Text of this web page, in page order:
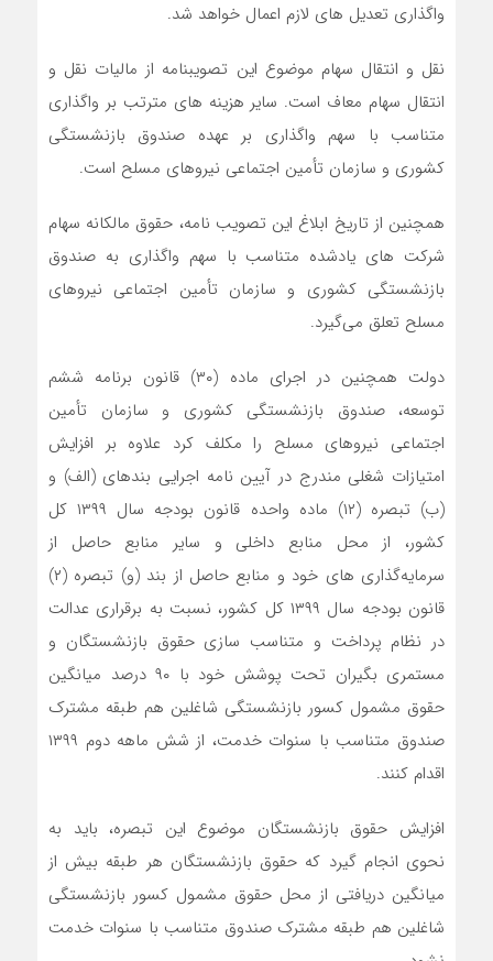
واگذاری تعدیل های لازم اعمال خواهد شد.
نقل و انتقال سهام موضوع این تصویبنامه از مالیات نقل و
انتقال سهام معاف است. سایر هزینه های مترتب بر واگذاری
متناسب با سهم واگذاری بر عهده صندوق بازنشستگی
کشوری و سازمان تأمین اجتماعی نیروهای مسلح است.
همچنین از تاریخ ابلاغ این تصویب نامه، حقوق مالکانه سهام
شرکت های یادشده متناسب با سهم واگذاری به صندوق
بازنشستگی کشوری و سازمان تأمین اجتماعی نیروهای
مسلح تعلق می‌گیرد.
دولت همچنین در اجرای ماده (۳۰) قانون برنامه ششم
توسعه، صندوق بازنشستگی کشوری و سازمان تأمین
اجتماعی نیروهای مسلح را مکلف کرد علاوه بر افزایش
امتیازات شغلی مندرج در آیین نامه اجرایی بندهای (الف) و
(ب) تبصره (۱۲) ماده واحده قانون بودجه سال ۱۳۹۹ کل
کشور، از محل منابع داخلی و سایر منابع حاصل از
سرمایه‌گذاری های خود و منابع حاصل از بند (و) تبصره (۲)
قانون بودجه سال ۱۳۹۹ کل کشور، نسبت به برقراری عدالت
در نظام پرداخت و متناسب سازی حقوق بازنشستگان و
مستمری بگیران تحت پوشش خود با ۹۰ درصد میانگین
حقوق مشمول کسور بازنشستگی شاغلین هم طبقه مشترک
صندوق متناسب با سنوات خدمت، از شش ماهه دوم ۱۳۹۹
اقدام کنند.
افزایش حقوق بازنشستگان موضوع این تبصره، باید به
نحوی انجام گیرد که حقوق بازنشستگان هر طبقه بیش از
میانگین دریافتی از محل حقوق مشمول کسور بازنشستگی
شاغلین هم طبقه مشترک صندوق متناسب با سنوات خدمت